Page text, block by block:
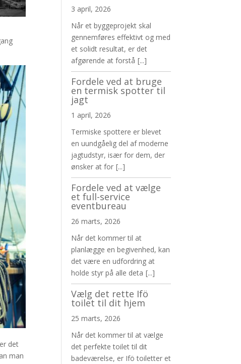
det
man
3 april, 2026
Når et byggeprojekt skal
gennemføres effektivt og med
et solidt resultat, er det
afgørende at forstå [...]
Fordele ved at bruge
en termisk spotter til
jagt
1 april, 2026
Termiske spottere er blevet
en uundgåelig del af moderne
jagtudstyr, især for dem, der
ønsker at for [...]
Fordele ved at vælge
et full-service
eventbureau
26 marts, 2026
Når det kommer til at
planlægge en begivenhed, kan
det være en udfordring at
holde styr på alle deta [...]
Vælg det rette Ifö
toilet til dit hjem
25 marts, 2026
Når det kommer til at vælge
det perfekte toilet til dit
badeværelse, er Ifö toiletter et